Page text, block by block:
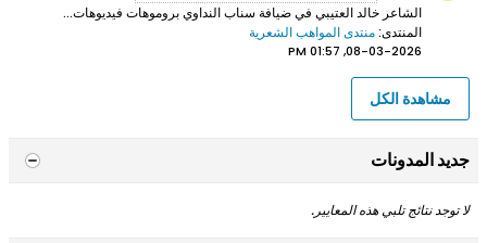
الشاعر خالد العتيبي في ضيافة سناب النداوي بروموهات فيديوهات...
المنتدى:منتدى المواهب الشعرية
08-03-2026, 01:57 PM
مشاهدة الكل
جديد المدونات
لا توجد نتائج تلبي هذه المعايير.